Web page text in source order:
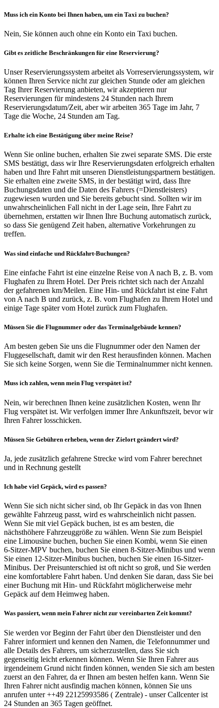
Muss ich ein Konto bei Ihnen haben, um ein Taxi zu buchen?
Nein, Sie können auch ohne ein Konto ein Taxi buchen.
Gibt es zeitliche Beschränkungen für eine Reservierung?
Unser Reservierungssystem arbeitet als Vorreservierungssystem, wir
können Ihren Service nicht zur gleichen Stunde oder am gleichen
Tag Ihrer Reservierung anbieten, wir akzeptieren nur
Reservierungen für mindestens 24 Stunden nach Ihrem
Reservierungsdatum/Zeit, aber wir arbeiten 365 Tage im Jahr, 7
Tage die Woche, 24 Stunden am Tag.
Erhalte ich eine Bestätigung über meine Reise?
Wenn Sie online buchen, erhalten Sie zwei separate SMS. Die erste
SMS bestätigt, dass wir Ihre Reservierungsdaten erfolgreich erhalten
haben und Ihre Fahrt mit unseren Dienstleistungspartnern bestätigen.
Sie erhalten eine zweite SMS, in der bestätigt wird, dass Ihre
Buchungsdaten und die Daten des Fahrers (=Dienstleisters)
zugewiesen wurden und Sie bereits gebucht sind. Sollten wir im
unwahrscheinlichen Fall nicht in der Lage sein, Ihre Fahrt zu
übernehmen, erstatten wir Ihnen Ihre Buchung automatisch zurück,
so dass Sie genügend Zeit haben, alternative Vorkehrungen zu
treffen.
Was sind einfache und Rückfahrt-Buchungen?
Eine einfache Fahrt ist eine einzelne Reise von A nach B, z. B. vom
Flughafen zu Ihrem Hotel. Der Preis richtet sich nach der Anzahl
der gefahrenen km/Meilen. Eine Hin- und Rückfahrt ist eine Fahrt
von A nach B und zurück, z. B. vom Flughafen zu Ihrem Hotel und
einige Tage später vom Hotel zurück zum Flughafen.
Müssen Sie die Flugnummer oder das Terminalgebäude kennen?
Am besten geben Sie uns die Flugnummer oder den Namen der
Fluggesellschaft, damit wir den Rest herausfinden können. Machen
Sie sich keine Sorgen, wenn Sie die Terminalnummer nicht kennen.
Muss ich zahlen, wenn mein Flug verspätet ist?
Nein, wir berechnen Ihnen keine zusätzlichen Kosten, wenn Ihr
Flug verspätet ist. Wir verfolgen immer Ihre Ankunftszeit, bevor wir
Ihren Fahrer losschicken.
Müssen Sie Gebühren erheben, wenn der Zielort geändert wird?
Ja, jede zusätzlich gefahrene Strecke wird vom Fahrer berechnet
und in Rechnung gestellt
Ich habe viel Gepäck, wird es passen?
Wenn Sie sich nicht sicher sind, ob Ihr Gepäck in das von Ihnen
gewählte Fahrzeug passt, wird es wahrscheinlich nicht passen.
Wenn Sie mit viel Gepäck buchen, ist es am besten, die
nächsthöhere Fahrzeuggröße zu wählen. Wenn Sie zum Beispiel
eine Limousine buchen, buchen Sie einen Kombi, wenn Sie einen
6-Sitzer-MPV buchen, buchen Sie einen 8-Sitzer-Minibus und wenn
Sie einen 12-Sitzer-Minibus buchen, buchen Sie einen 16-Sitzer-
Minibus. Der Preisunterschied ist oft nicht so groß, und Sie werden
eine komfortablere Fahrt haben. Und denken Sie daran, dass Sie bei
einer Buchung mit Hin- und Rückfahrt möglicherweise mehr
Gepäck auf dem Heimweg haben.
Was passiert, wenn mein Fahrer nicht zur vereinbarten Zeit kommt?
Sie werden vor Beginn der Fahrt über den Dienstleister und den
Fahrer informiert und kennen den Namen, die Telefonnummer und
alle Details des Fahrers, um sicherzustellen, dass Sie sich
gegenseitig leicht erkennen können. Wenn Sie Ihren Fahrer aus
irgendeinem Grund nicht finden können, wenden Sie sich am besten
zuerst an den Fahrer, da er Ihnen am besten helfen kann. Wenn Sie
Ihren Fahrer nicht ausfindig machen können, können Sie uns
anrufen unter ++49 22125993586 ( Zentrale) - unser Callcenter ist
24 Stunden an 365 Tagen geöffnet.